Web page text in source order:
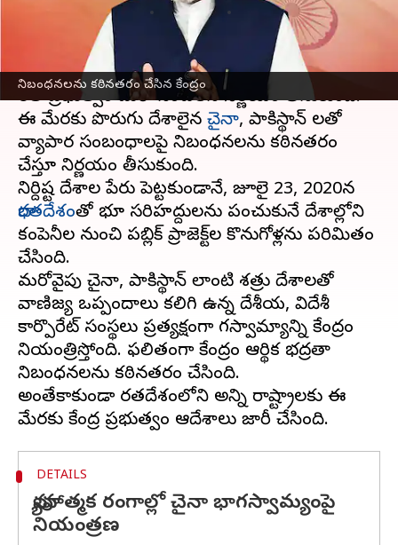
నిబంధనలను కఠినతరం చేసిన కేంద్రం
TEJAVYAS BESTHA Oct 12, 2023 04:04 pm
ఈ వార్తాకథనం ఏంటి
భారత ప్రభుత్వం మరో సంచలన నిర్ణయం తీసుకుంది.
ఈ మేరకు పొరుగు దేశాలైన చైనా, పాకిస్థాన్ లతో
వ్యాపార సంబంధాలపై నిబంధనలను కఠినతరం
చేస్తూ నిర్ణయం తీసుకుంది.
నిర్దిష్ట దేశాల పేరు పెట్టకుండానే, జూలై 23, 2020న
భారతదేశంతో భూ సరిహద్దులను పంచుకునే దేశాల్లోని
కంపెనీల నుంచి పబ్లిక్ ప్రాజెక్ట్‌ల కొనుగోళ్లను పరిమితం
చేసింది.
మరోవైపు చైనా, పాకిస్థాన్‌ లాంటి శత్రు దేశాలతో
వాణిజ్య ఒప్పందాలు కలిగి ఉన్న దేశీయ, విదేశీ
కార్పొరేట్‌ సంస్థలు ప్రత్యక్షంగా భాగస్వామ్యాన్ని కేంద్రం
నియంత్రిస్తోంది. ఫలితంగా కేంద్రం ఆర్థిక భద్రతా
నిబంధనలను కఠినతరం చేసింది.
అంతేకాకుండా భారతదేశంలోని అన్ని రాష్ట్రాలకు ఈ
DETAILS
వ్యూహాత్మక రంగాల్లో చైనా భాగస్వామ్యంపై
నియంత్రణ